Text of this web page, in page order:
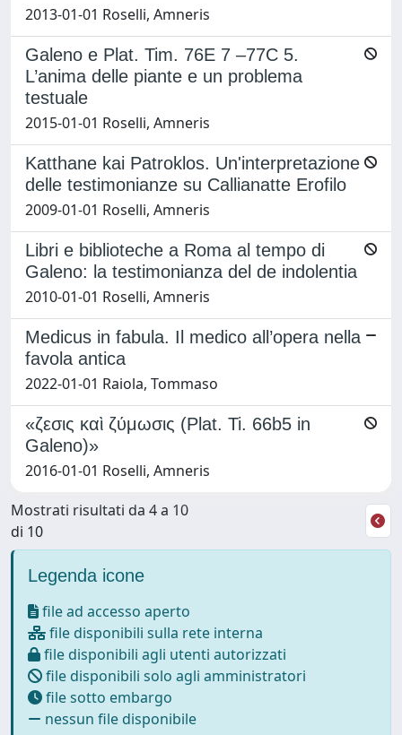
2013-01-01 Roselli, Amneris
Galeno e Plat. Tim. 76E 7 –77C 5.
L’anima delle piante e un problema
testuale
2015-01-01 Roselli, Amneris
Katthane kai Patroklos. Un'interpretazione
delle testimonianze su Callianatte Erofilo
2009-01-01 Roselli, Amneris
Libri e biblioteche a Roma al tempo di
Galeno: la testimonianza del de indolentia
2010-01-01 Roselli, Amneris
Medicus in fabula. Il medico all’opera nella
favola antica
2022-01-01 Raiola, Tommaso
«ζεσις καὶ ζύμωσις (Plat. Ti. 66b5 in
Galeno)»
2016-01-01 Roselli, Amneris
Mostrati risultati da 4 a 10
di 10
Legenda icone
file ad accesso aperto
file disponibili sulla rete interna
file disponibili agli utenti autorizzati
file disponibili solo agli amministratori
file sotto embargo
nessun file disponibile